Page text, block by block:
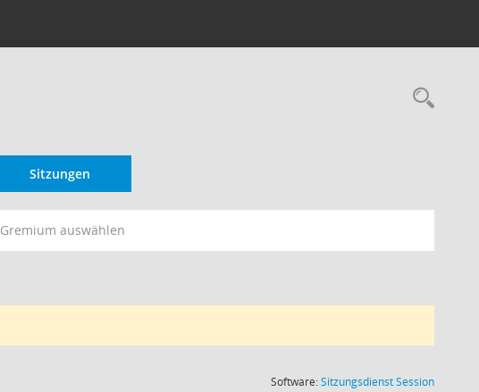
Sitzungen
Gremium auswählen
Software:SitzungsdienstSession(Wird in